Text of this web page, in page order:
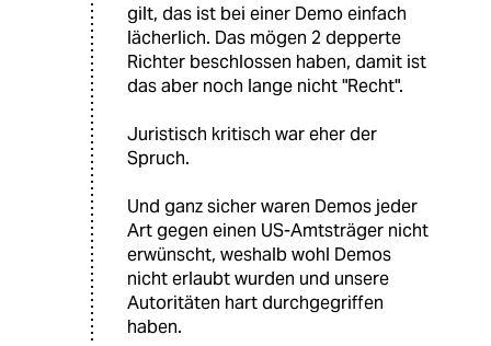
gilt, das ist bei einer Demo einfach
lächerlich. Das mögen 2 depperte
Richter beschlossen haben, damit ist
das aber noch lange nicht "Recht".
Juristisch kritisch war eher der
Spruch.
Und ganz sicher waren Demos jeder
Art gegen einen US-Amtsträger nicht
erwünscht, weshalb wohl Demos
nicht erlaubt wurden und unsere
Autoritäten hart durchgegriffen
haben.